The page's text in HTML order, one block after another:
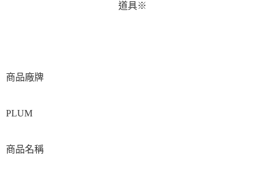
道具※
商品廠牌
PLUM
商品名稱